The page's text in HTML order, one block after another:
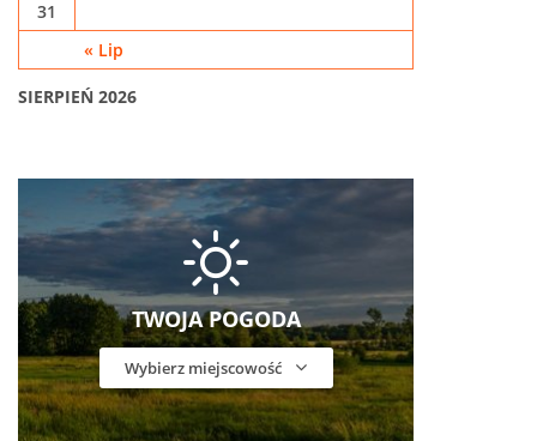
SIERPIEŃ 2026
« Lip
31
TWOJA POGODA
Wybierz miejscowość